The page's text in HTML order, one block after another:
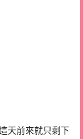
天前來就只剩下